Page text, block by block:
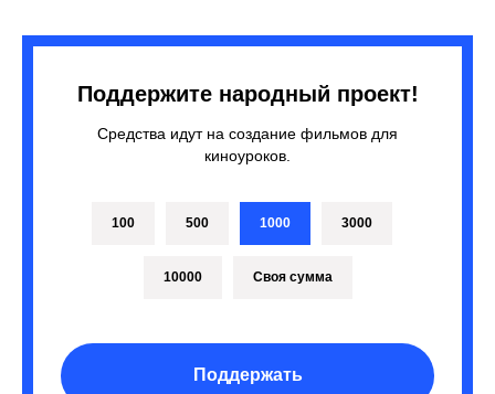
Поддержите народный проект!
Средства идут на создание фильмов для
киноуроков.
100 500 1000 3000
10000 Своя сумма
Поддержать